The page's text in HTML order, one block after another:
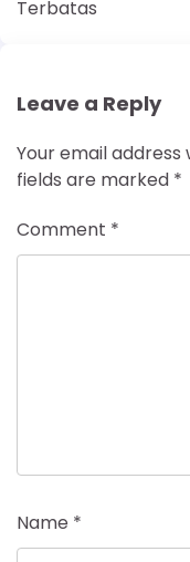
Terbatas
Leave a Reply
Your email address
fields are marked *
Comment *
Name *